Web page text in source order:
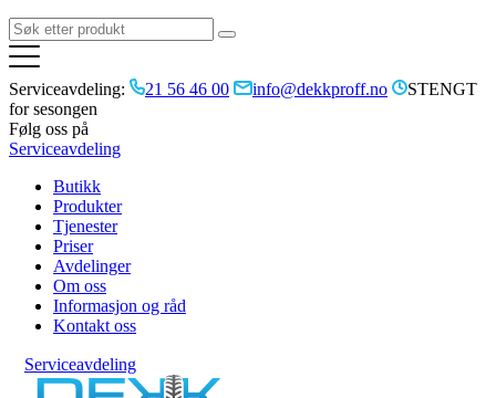
Serviceavdeling: 21 56 46 00 info@dekkproff.no
STENGT
for sesongen
Følg oss på
Serviceavdeling
Butikk
Produkter
Tjenester
Priser
Avdelinger
Om oss
Informasjon og råd
Kontakt oss
Serviceavdeling